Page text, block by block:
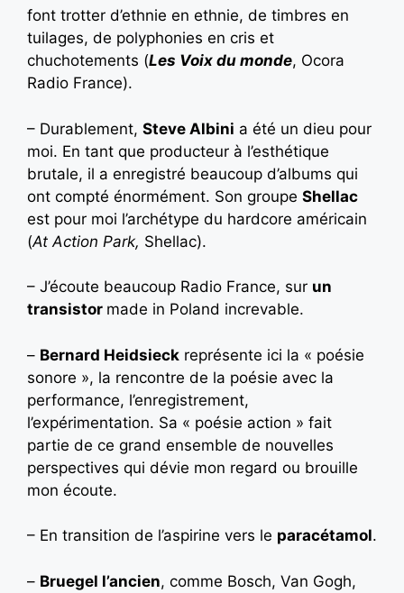
font trotter d’ethnie en ethnie, de timbres en
tuilages, de polyphonies en cris et
chuchotements (Les Voix du monde, Ocora
Radio France).
– Durablement, Steve Albini a été un dieu pour
moi. En tant que producteur à l’esthétique
brutale, il a enregistré beaucoup d’albums qui
ont compté énormément. Son groupe Shellac
est pour moi l’archétype du hardcore américain
(At Action Park, Shellac).
– J’écoute beaucoup Radio France, sur un
transistor made in Poland increvable.
– Bernard Heidsieck représente ici la « poésie
sonore », la rencontre de la poésie avec la
performance, l’enregistrement,
l’expérimentation. Sa « poésie action » fait
partie de ce grand ensemble de nouvelles
perspectives qui dévie mon regard ou brouille
mon écoute.
– En transition de l’aspirine vers le paracétamol.
– Bruegel l’ancien, comme Bosch, Van Gogh,